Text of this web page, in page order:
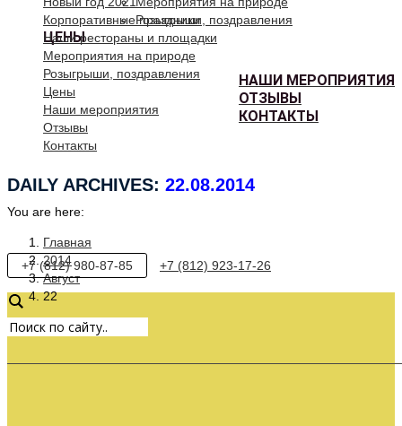
Розыгрыши, поздравления
ЦЕНЫ
НАШИ МЕРОПРИЯТИЯ
ОТЗЫВЫ
КОНТАКТЫ
Корпоративные праздники
Наши рестораны и площадки
Мероприятия на природе
Розыгрыши, поздравления
Цены
Наши мероприятия
Отзывы
Контакты
DAILY ARCHIVES: 22.08.2014
You are here:
Главная
2014
Август
22
+7 (812) 980-87-85 +7 (812) 923-17-26